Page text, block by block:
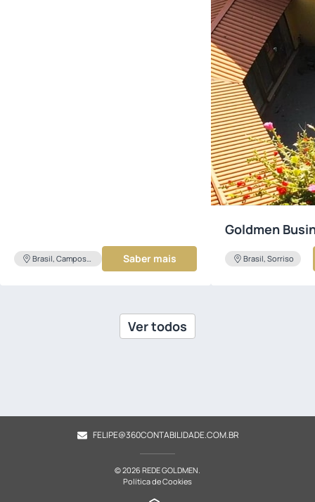
Brasil, Campos
Saber mais
Goldmen
Brasil, Sorriso
Ver todos
FELIPE@360CONTABILIDADE.COM.BR
© 2026 REDE GOLDMEN.
Política de Cookies